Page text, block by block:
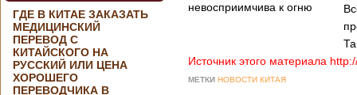
ГДЕ В КИТАЕ ЗАКАЗАТЬ
МЕДИЦИНСКИЙ
ПЕРЕВОД С
КИТАЙСКОГО НА
РУССКИЙ ИЛИ ЦЕНА
ХОРОШЕГО
ПЕРЕВОДЧИКА В
невосприимчива к огню
Источник этого материала
МЕТКИ НОВОСТИ КИТАЯ